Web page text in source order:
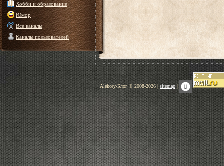
Хобби и образование
Юмор
Все каналы
Каналы пользователей
Alekcey-Блог © 2008-2026 |sitemap |